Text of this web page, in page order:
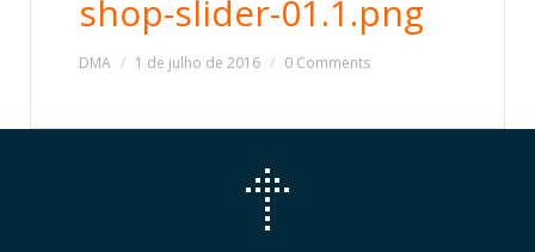
shop-slider-01.1.png
DMA 1 de julho de 2016 0 Comments